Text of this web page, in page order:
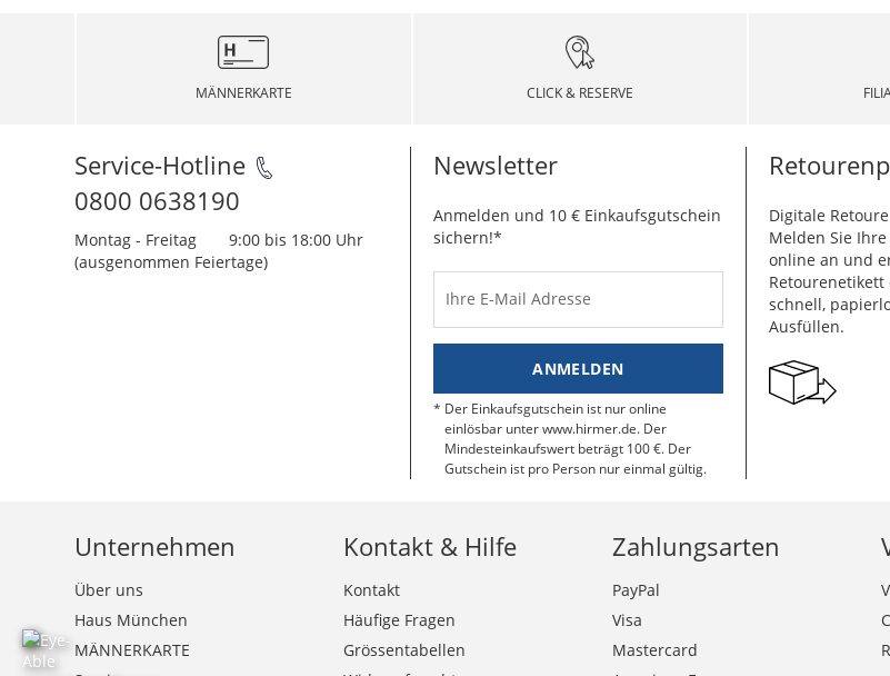
MÄNNERKARTE CLICK & RESERVE
Service-Hotline
0800 0638190
Montag - Freitag
9:00 bis 18:00 Uhr
(ausgenommen Feiertage)
Newsletter
Anmelden und 10 € Einkaufsgutschein
sichern!*
Ihre E-Mail Adresse
ANMELDEN
Der Einkaufsgutschein ist nur online
einlösbar unter www.hirmer.de. Der
Mindesteinkaufswert beträgt 100 €. Der
Gutschein ist pro Person nur einmal gültig.
Digitale
Melden Sie
online an und
schnell,
Ausfüllen.
Unternehmen
Über uns
Haus München
MÄNNERKARTE
Kontakt & Hilfe
Kontakt
Häufige Fragen
Grössentabellen
Zahlungsarten
PayPal
Visa
Mastercard